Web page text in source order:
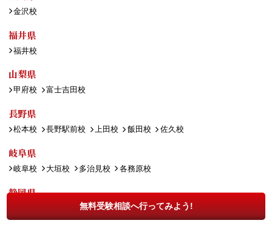
無料受験相談へ行ってみよう!
金沢校
福井県
福井校
山梨県
甲府校 富士吉田校
長野県
松本校 長野駅前校 上田校 飯田校 佐久校
岐阜県
岐阜校 大垣校 多治見校 各務原校
静岡県
沼津校 藤枝校 富士校 三島校